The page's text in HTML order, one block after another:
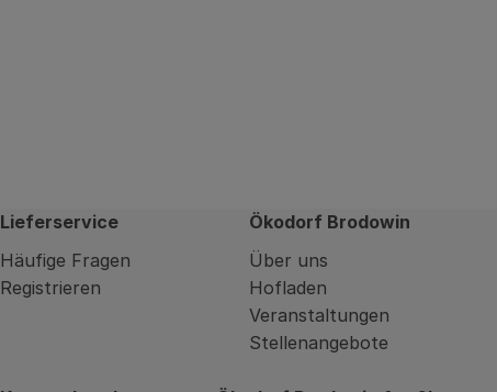
Lieferservice
Häufige Fragen
Registrieren
Ökodorf Brodowin
Über uns
Hofladen
Veranstaltungen
Stellenangebote